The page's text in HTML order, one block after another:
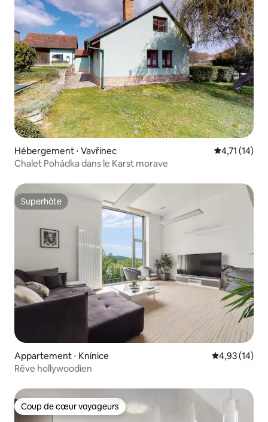
Hébergement ⋅ Vavřinec Évaluation
4,71 (14)
Chalet Pohádka dans le Karst morave
Superhôte
Superhôte
Appartement ⋅ Knínice Évaluation
4,93 (14)
Rêve hollywoodien
Coup de cœur voyageurs
Coup de cœur voyageurs